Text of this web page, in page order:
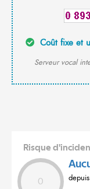
Coût fixe et
Serveur vocal
Risque
0